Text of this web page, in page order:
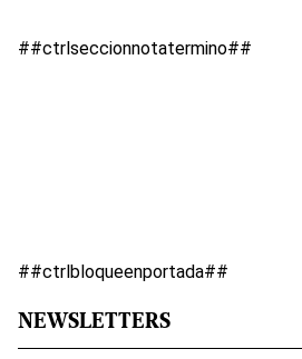
##ctrlseccionnotatermino##
##ctrlbloqueenportada##
NEWSLETTERS